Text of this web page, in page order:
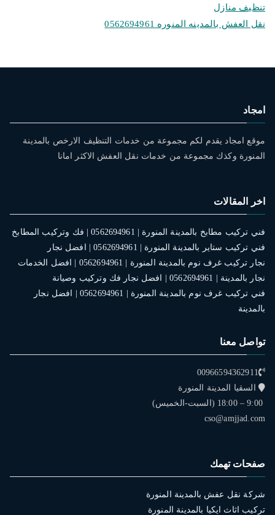
تنظيف منازل
نقل العفش بالمدينه المنوره 0562694961
امجاد
موقع امجاد يقدم لكم مجموعة من خدمات التنظيف الارخص بالمدينة
المنورة وكذك مجموعة من خدمات نقل العفش الاكثر امانا
اخر المقالات
فني تركيب مطابخ بالمدينة المنورة | 0562694961 | فك وتركيب المطابخ
فني تركيب ستاير بالمدينة المنورة | 0562694961 | افضل نجار
نجار تركيب غرف نوم بالمدينة المنورة | 0562694961 | افضل الخدمات
نجار بالمدينة | 0562694961 | افضل نجار فك وتركيب وصيانة
فني تركيب غرف نوم بالمدينة المنورة | 0562694961 | افضل نجار
بالمدينة
تواصل معنا
00966594362911
السقيا المدينة المنورة
9:00 – 18:00 (السبت-الخميس)
cso@amjjad.com
صفحات تهمك
شركة نقل عفش بالمدينة المنورة
تركيب اثاث ايكيا بالمدينة المنورة